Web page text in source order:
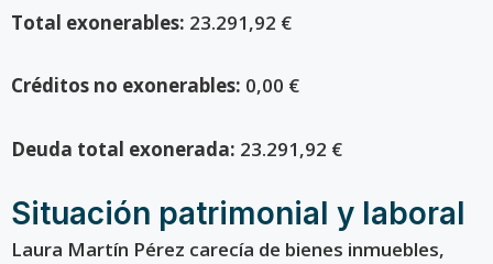
Total exonerables: 23.291,92 €
Créditos no exonerables: 0,00 €
Deuda total exonerada: 23.291,92 €
Situación patrimonial y laboral
Laura Martín Pérez carecía de bienes inmuebles,